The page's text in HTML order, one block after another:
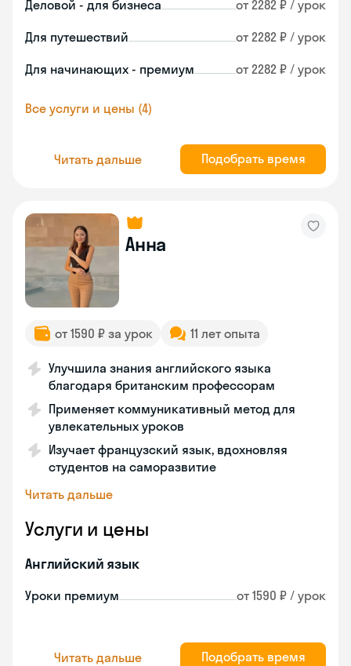
Деловой - для бизнеса от 2282 ₽ / урок
Для путешествий от 2282 ₽ / урок
Для начинающих - премиум от 2282 ₽ / урок
Все услуги и цены (4)
Читать дальше Подобрать время
Анна
от 1590 ₽ за урок 11 лет опыта
Улучшила знания английского языка
благодаря британским профессорам
Применяет коммуникативный метод для
увлекательных уроков
Изучает французский язык, вдохновляя
студентов на саморазвитие
Читать дальше
Услуги и цены
Английский язык
Уроки премиум от 1590 ₽ / урок
Читать дальше Подобрать время